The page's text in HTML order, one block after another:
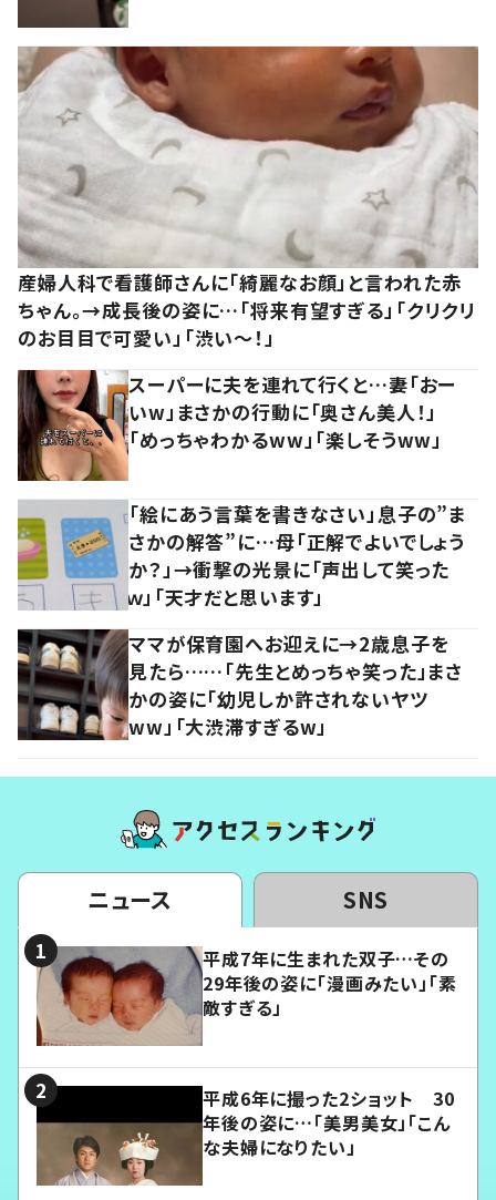
産婦人科で看護師さんに「綺麗なお顔」と言われた赤
ちゃん。→成長後の姿に…「将来有望すぎる」「クリクリ
のお目目で可愛い」「渋い～！」
スーパーに夫を連れて行くと…妻「おー
いw」まさかの行動に「奥さん美人！」
「めっちゃわかるww」「楽しそうww」
「絵にあう言葉を書きなさい」息子の”ま
さかの解答”に…母「正解でよいでしょう
か？」→衝撃の光景に「声出して笑った
ｗ」「天才だと思います」
ママが保育園へお迎えに→2歳息子を
見たら……「先生とめっちゃ笑った」まさ
かの姿に「幼児しか許されないヤツ
ww」「大渋滞すぎるw」
ニュース SNS
平成7年に生まれた双子…その
29年後の姿に「漫画みたい」「素
敵すぎる」
平成6年に撮った2ショット 30
年後の姿に…「美男美女」「こん
な夫婦になりたい」